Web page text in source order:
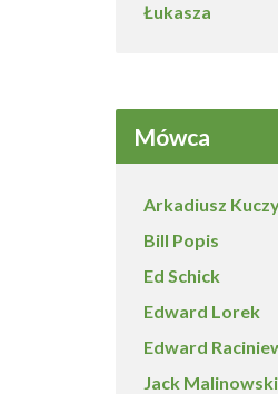
Łukasza
Mówca
Arkadiusz
Bill Popis
Ed Schick
Edward Lorek
Edward
Jack Malinowski